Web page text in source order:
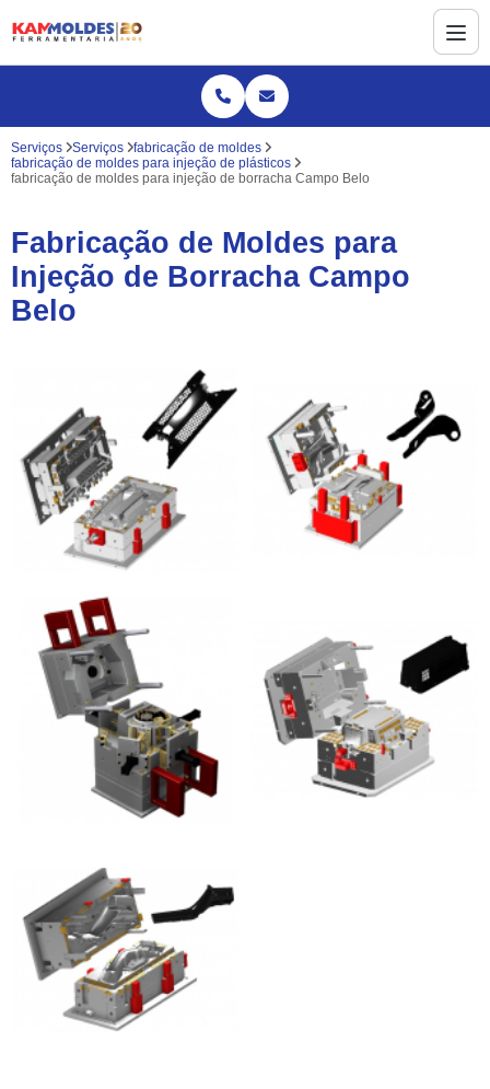
Serviços Serviços
fabricação de moldes
fabricação de moldes para injeção de plásticos
fabricação de moldes para injeção de borracha Campo Belo
Fabricação de Moldes para
Injeção de Borracha Campo
Belo